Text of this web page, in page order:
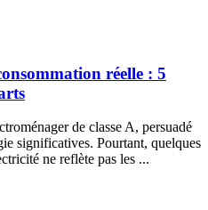
réelle : 5
de classe A, persuadé
significatives. Pourtant, quelques
ne reflète pas les ...